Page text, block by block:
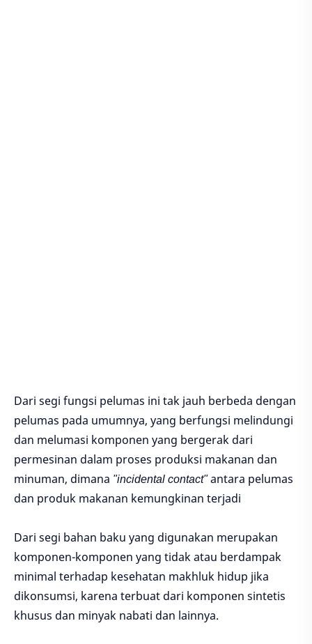
Dari segi fungsi pelumas ini tak jauh berbeda dengan
pelumas pada umumnya, yang berfungsi melindungi
dan melumasi komponen yang bergerak dari
permesinan dalam proses produksi makanan dan
minuman, dimana "incidental contact"antara pelumas
dan produk makanan kemungkinan terjadi
Dari segi bahan baku yang digunakan merupakan
komponen-komponen yang tidak atau berdampak
minimal terhadap kesehatan makhluk hidup jika
dikonsumsi, karena terbuat dari komponen sintetis
khusus dan minyak nabati dan lainnya.